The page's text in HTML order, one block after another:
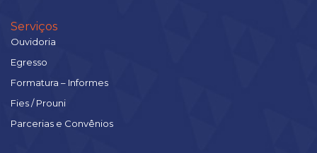
Serviços
Ouvidoria
Egresso
Formatura – Informes
Fies / Prouni
Parcerias e Convênios